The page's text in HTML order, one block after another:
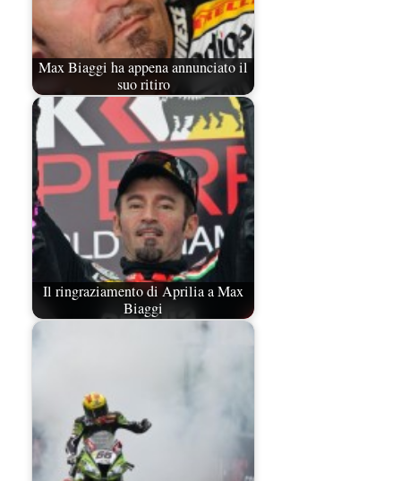
Max Biaggi ha appena annunciato il
suo ritiro
Il ringraziamento di Aprilia a Max
Biaggi